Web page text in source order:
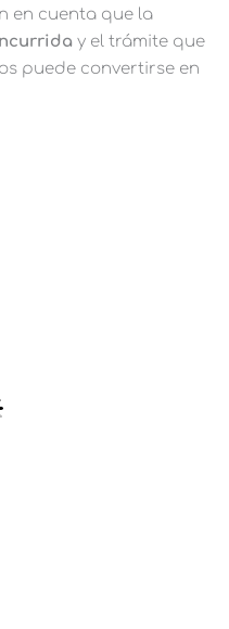
en cuenta que la
y el trámite que
puede convertirse en